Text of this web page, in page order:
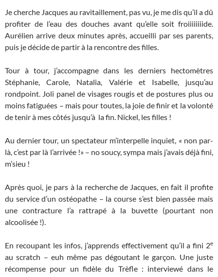
Je cherche Jacques au ravitaillement, pas vu, je me dis qu’il a dû
profiter de l’eau des douches avant qu’elle soit froiiiiiiiide.
Aurélien arrive deux minutes après, accueilli par ses parents,
puis je décide de partir à la rencontre des filles.
Tour à tour, j’accompagne dans les derniers hectomètres
Stéphanie, Carole, Natalia, Valérie et Isabelle, jusqu’au
rondpoint. Joli panel de visages rougis et de postures plus ou
moins fatiguées – mais pour toutes, la joie de finir et la volonté
de tenir à mes côtés jusqu’à la fin. Nickel, les filles !
Au dernier tour, un spectateur m’interpelle inquiet, « non par-
là, c’est par là l’arrivée !» – no soucy, sympa mais j’avais déjà fini,
m’sieu !
Après quoi, je pars à la recherche de Jacques, en fait il profite
du service d’un ostéopathe – la course s’est bien passée mais
une contracture l’a rattrapé à la buvette (pourtant non
alcoolisée !).
En recoupant les infos, j’apprends effectivement qu’il a fini 2e
au scratch – euh même pas dégoutant le garçon. Une juste
récompense pour un fidèle du Trèfle : interviewé dans le